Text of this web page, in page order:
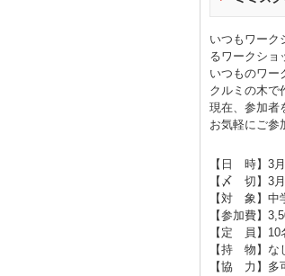
いつもワーク
るワークショ
いつものワー
クルミの木で
現在、参加者
お気軽にご参
【日 時】3
【〆 切】3月
【対 象】中
【参加費】
【定 員】10
【持 物】な
【協 力】多